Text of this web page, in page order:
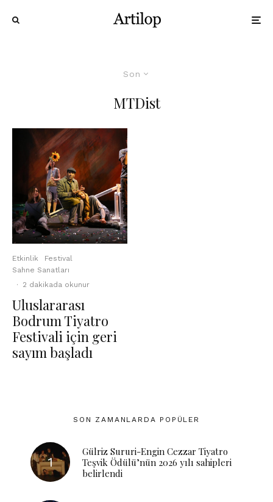
Son
MTDist
Etkinlik
Festival
Sahne Sanatları
·
2 dakikada okunur
Uluslararası
Bodrum Tiyatro
Festivali için geri
sayım başladı
SON ZAMANLARDA POPÜLER
Gülriz Sururi-Engin Cezzar Tiyatro
Teşvik Ödülü’nün 2026 yılı sahipleri
belirlendi